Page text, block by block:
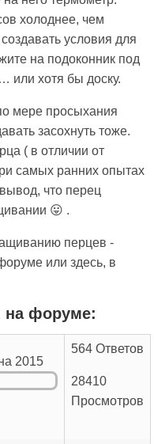
холоднее, чем
условия для
на подоконник под
или хотя бы доску.
мере просыхания
засохнуть тоже.
( в отличии от
самых ранних опытах
что перец
😛 .
перцев -
или здесь, в
на форуме:
2015
564 Ответов
28410
Просмотров